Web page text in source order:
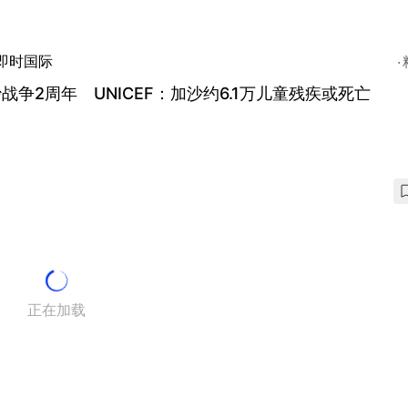
时国际
争2周年 UNICEF：加沙约6.1万儿童残疾或死亡
正在加载